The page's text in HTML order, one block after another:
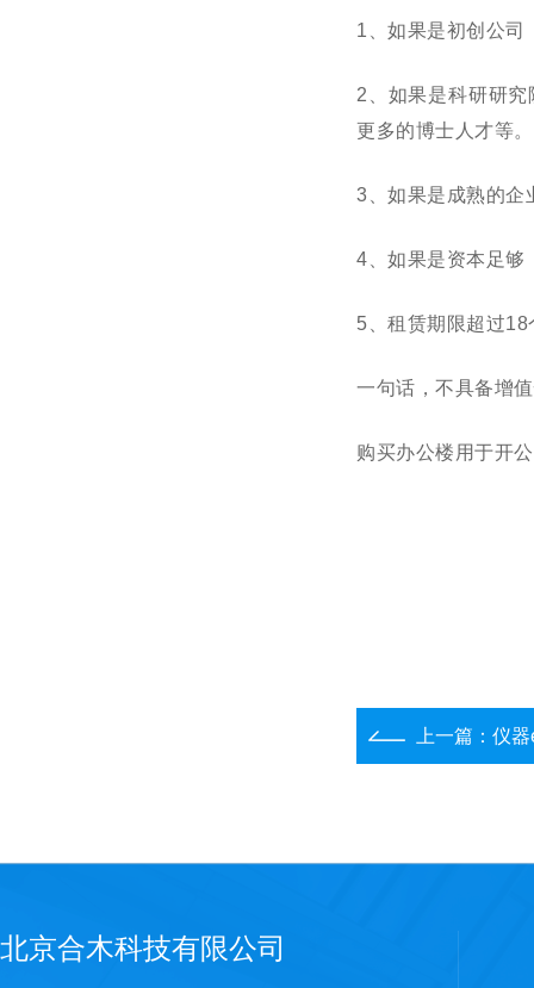
1、如果是初创公司
2、 如果是科研研
更多的博士人才等。
3、如果是成熟的企
4、如果是资本足够
5、租赁期限超过18
一句话，不具备增
购买办公楼用于开
上一篇： 仪
北京合木科技有限公司